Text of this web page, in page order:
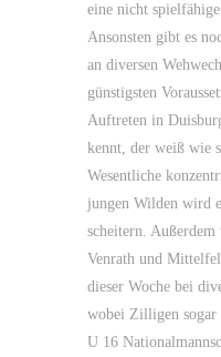
eine nicht
Ansonsten gibt es
an diversen
günstigsten
Auftreten in
kennt, der weiß wie
Wesentliche
jungen Wilden wird
scheitern.
Venrath und
dieser Woche bei
wobei Zilligen
U 16